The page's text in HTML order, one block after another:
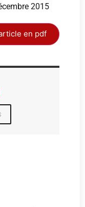
2015
en pdf